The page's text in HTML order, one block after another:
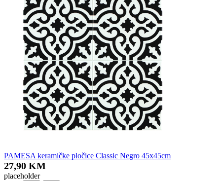
PAMESA keramičke pločice Classic Negro 45x45cm
27,90 KM
placeholder